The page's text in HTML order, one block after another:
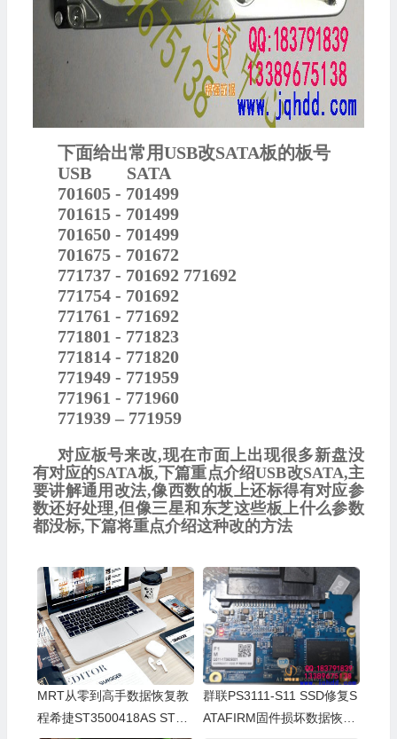
下面给出常用USB改SATA板的板号
USB SATA
701605 - 701499
701615 - 701499
701650 - 701499
701675 - 701672
771737 - 701692 771692
771754 - 701692
771761 - 771692
771801 - 771823
771814 - 771820
771949 - 771959
771961 - 771960
771939 – 771959
对应板号来改,现在市面上出现很多新盘没
有对应的SATA板,下篇重点介绍USB改SATA,主
要讲解通用改法,像西数的板上还标得有对应参
数还好处理,但像三星和东芝这些板上什么参数
都没标,下篇将重点介绍这种改的方法
MRT从零到高手数据恢复教
程希捷ST3500418AS ST50
群联PS3111-S11 SSD修复S
ATAFIRM固件损坏数据恢复